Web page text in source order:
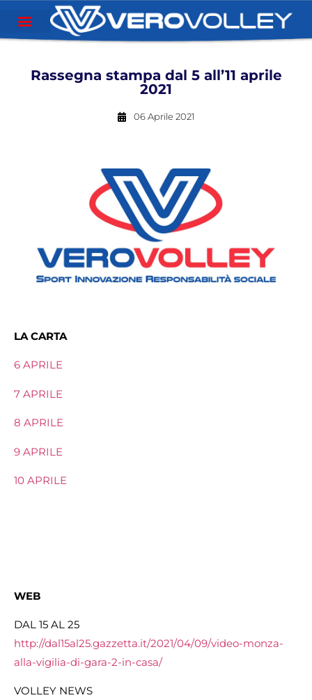
Rassegna stampa dal 5 all’11 aprile
2021
06 Aprile 2021
LA CARTA
6 APRILE
7 APRILE
8 APRILE
9 APRILE
10 APRILE
WEB
DAL 15 AL 25
http://dal15al25.gazzetta.it/2021/04/09/video-monza-
alla-vigilia-di-gara-2-in-casa/
VOLLEY NEWS